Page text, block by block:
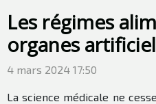
Les régimes
organes
4 mars 2024 17:50
La science médicale ne